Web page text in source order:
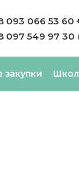
093 066 53 60
097 549 97 30
закупки